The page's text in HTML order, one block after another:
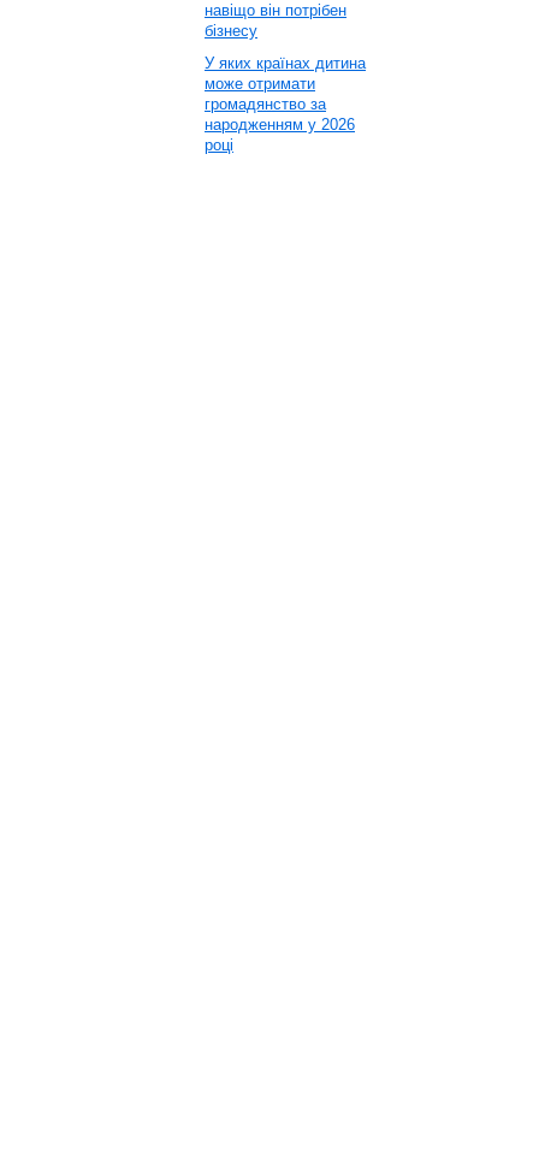
навіщо він потрібен
бізнесу
У яких країнах дитина
може отримати
громадянство за
народженням у 2026
році